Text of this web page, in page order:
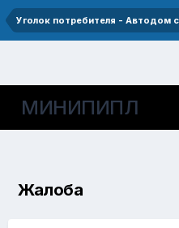
Уголок потребителя - Автодом
МИНИПИПЛ
Жалоба